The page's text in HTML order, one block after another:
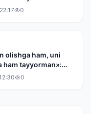
0
olishga ham, uni
ham tayyorman»:
hokimi bilan bir
0